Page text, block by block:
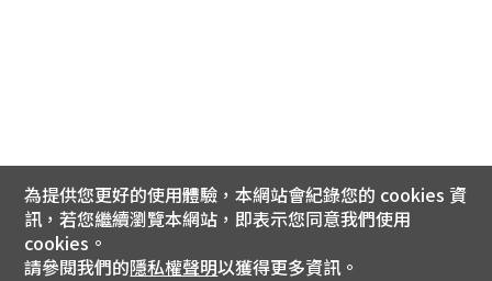
為提供您更好的使用體驗，本網站會紀錄您的 cookies 資
訊，若您繼續瀏覽本網站，即表示您同意我們使用
cookies。
請參閱我們的隱私權聲明以獲得更多資訊。